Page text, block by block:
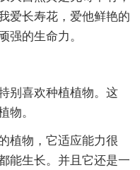
爱长寿花，爱他鲜艳的
强的生命力。
别喜欢种植植物。这
物。
植物，它适应能力很
能生长。并且它还是一